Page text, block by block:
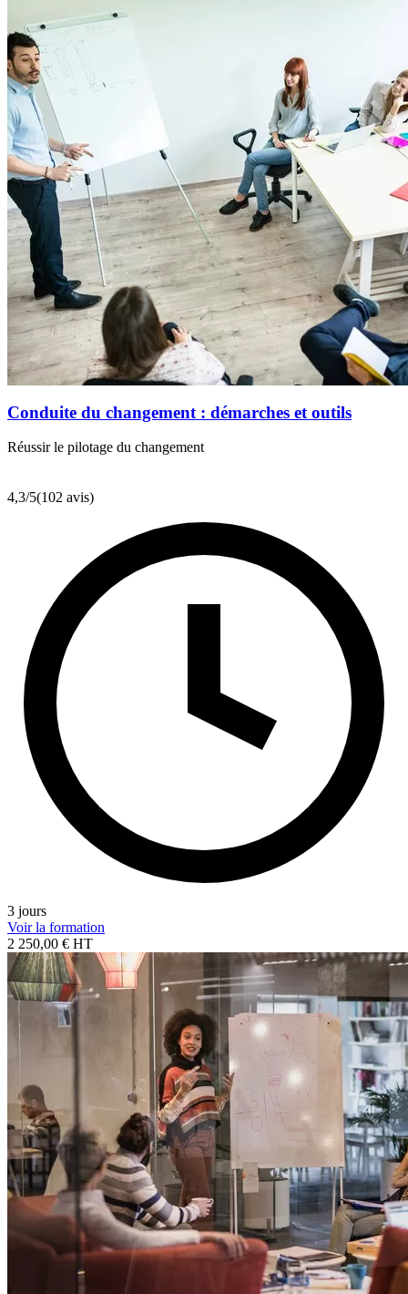
Conduite du changement : démarches et outils
Réussir le pilotage du changement
4,3/5(102 avis)
3 jours
Voir la formation
2 250,00 € HT